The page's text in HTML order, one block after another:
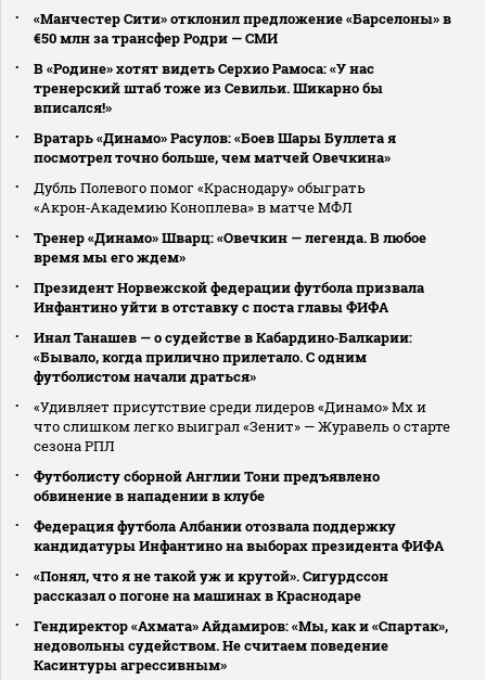
«Манчестер Сити» отклонил предложение «Барселоны» в
€50 млн за трансфер Родри — СМИ
В «Родине» хотят видеть Серхио Рамоса: «У нас
тренерский штаб тоже из Севильи. Шикарно бы
вписался!»
Вратарь «Динамо» Расулов: «Боев Шары Буллета я
посмотрел точно больше, чем матчей Овечкина»
Дубль Полевого помог «Краснодару» обыграть
«Акрон‑Академию Коноплева» в матче МФЛ
Тренер «Динамо» Шварц: «Овечкин — легенда. В любое
время мы его ждем»
Президент Норвежской федерации футбола призвала
Инфантино уйти в отставку с поста главы ФИФА
Инал Танашев — о судействе в Кабардино‑Балкарии:
«Бывало, когда прилично прилетало. С одним
футболистом начали драться»
«Удивляет присутствие среди лидеров «Динамо» Мх и
что слишком легко выиграл «Зенит» — Журавель о старте
сезона РПЛ
Футболисту сборной Англии Тони предъявлено
обвинение в нападении в клубе
Федерация футбола Албании отозвала поддержку
кандидатуры Инфантино на выборах президента ФИФА
«Понял, что я не такой уж и крутой». Сигурдссон
рассказал о погоне на машинах в Краснодаре
Гендиректор «Ахмата» Айдамиров: «Мы, как и «Спартак»,
недовольны судейством. Не считаем поведение
Касинтуры агрессивным»